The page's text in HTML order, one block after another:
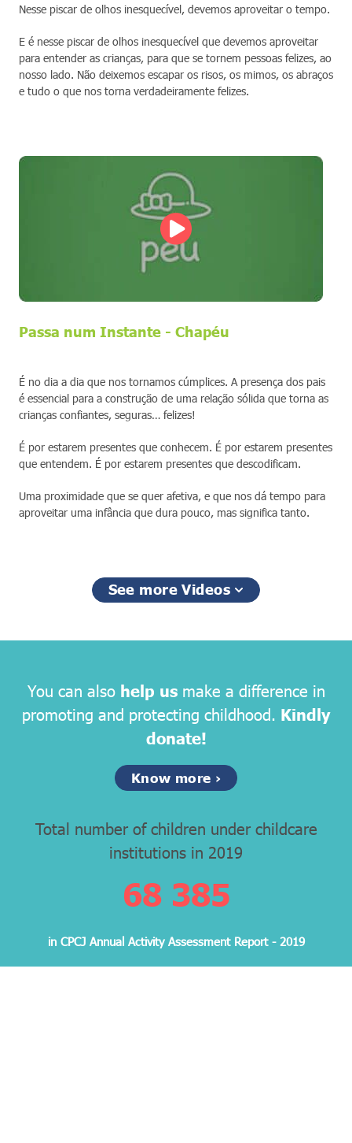
Nesse piscar de olhos inesquecível, devemos aproveitar o tempo.
E é nesse piscar de olhos inesquecível que devemos aproveitar
para entender as crianças, para que se tornem pessoas felizes, ao
nosso lado. Não deixemos escapar os risos, os mimos, os abraços
e tudo o que nos torna verdadeiramente felizes.
Passa num Instante - Chapéu
É no dia a dia que nos tornamos cúmplices. A presença dos pais
é essencial para a construção de uma relação sólida que torna as
crianças confiantes, seguras… felizes!
É por estarem presentes que conhecem. É por estarem presentes
que entendem. É por estarem presentes que descodificam.
Uma proximidade que se quer afetiva, e que nos dá tempo para
aproveitar uma infância que dura pouco, mas significa tanto.
See more Videos
You can also help usmake a difference in
promoting and protecting childhood. Kindly
donate!
Know more ›
Total number of children under childcare
institutions in 2019
68 962
in CPCJ Annual Activity Assessment Report - 2019